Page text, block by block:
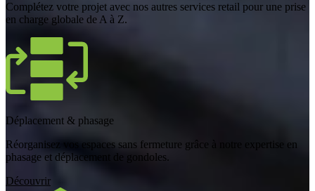
Complétez votre projet avec nos autres services retail pour une prise
en charge globale de A à Z.
Déplacement & phasage
Réorganisez vos espaces sans fermeture grâce à notre expertise en
phasage et déplacement de gondoles.
Découvrir